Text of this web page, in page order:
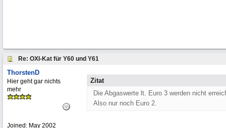
Re: OXI-Kat für Y60 und Y61
ThorstenD
Hier geht gar nichts
mehr
Joined: May 2002
Zitat
Die Abgaswerte lt. Euro 3 werden nicht
Also nur noch Euro 2.